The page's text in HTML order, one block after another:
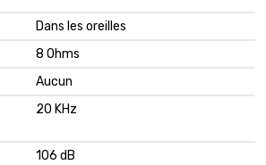
Dans les oreilles
8 Ohms
Aucun
20 KHz
106 dB